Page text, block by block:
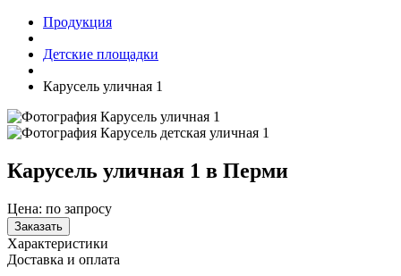
Продукция
Детские площадки
Карусель уличная 1
Карусель уличная 1 в Перми
Цена: по запросу
Заказать
Характеристики
Доставка и оплата